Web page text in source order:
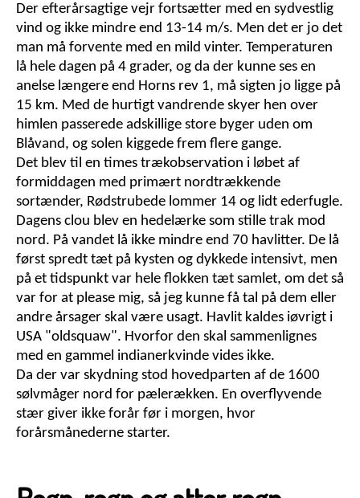
Der efterårsagtige vejr fortsætter med en sydvestlig
vind og ikke mindre end 13-14 m/s. Men det er jo det
man må forvente med en mild vinter. Temperaturen
lå hele dagen på 4 grader, og da der kunne ses en
anelse længere end Horns rev 1, må sigten jo ligge på
15 km. Med de hurtigt vandrende skyer hen over
himlen passerede adskillige store byger uden om
Blåvand, og solen kiggede frem flere gange.
Det blev til en times trækobservation i løbet af
formiddagen med primært nordtrækkende
sortænder, Rødstrubede lommer 14 og lidt ederfugle.
Dagens clou blev en hedelærke som stille trak mod
nord. På vandet lå ikke mindre end 70 havlitter. De lå
først spredt tæt på kysten og dykkede intensivt, men
på et tidspunkt var hele flokken tæt samlet, om det så
var for at please mig, så jeg kunne få tal på dem eller
andre årsager skal være usagt. Havlit kaldes iøvrigt i
USA "oldsquaw". Hvorfor den skal sammenlignes
med en gammel indianerkvinde vides ikke.
Da der var skydning stod hovedparten af de 1600
sølvmåger nord for pælerækken. En overflyvende
stær giver ikke forår før i morgen, hvor
forårsmånederne starter.